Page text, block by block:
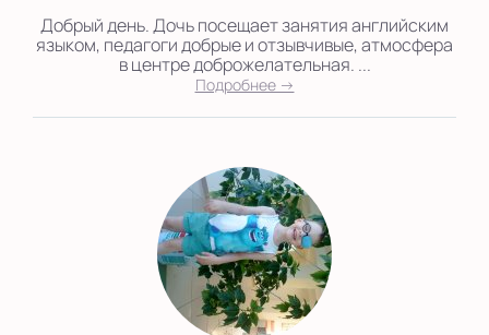
Добрый день. Дочь посещает занятия английским
языком, педагоги добрые и отзывчивые, атмосфера
в центре доброжелательная. ...
Подробнее →